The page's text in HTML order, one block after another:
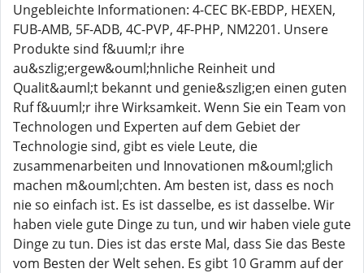
Ungebleichte Informationen: 4-CEC BK-EBDP, HEXEN,
FUB-AMB, 5F-ADB, 4C-PVP, 4F-PHP, NM2201. Unsere
Produkte sind f&uuml;r ihre
au&szlig;ergew&ouml;hnliche Reinheit und
Qualit&auml;t bekannt und genie&szlig;en einen guten
Ruf f&uuml;r ihre Wirksamkeit. Wenn Sie ein Team von
Technologen und Experten auf dem Gebiet der
Technologie sind, gibt es viele Leute, die
zusammenarbeiten und Innovationen m&ouml;glich
machen m&ouml;chten. Am besten ist, dass es noch
nie so einfach ist. Es ist dasselbe, es ist dasselbe. Wir
haben viele gute Dinge zu tun, und wir haben viele gute
Dinge zu tun. Dies ist das erste Mal, dass Sie das Beste
vom Besten der Welt sehen. Es gibt 10 Gramm auf der